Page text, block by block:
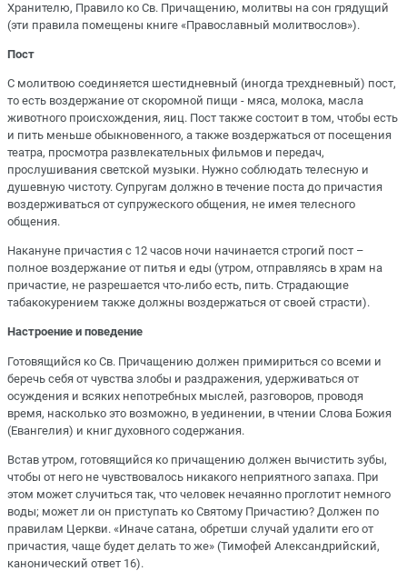
Хранителю, Правило ко Св. Причащению, молитвы на сон грядущий
(эти правила помещены книге «Православный молитвослов»).
Пост
С молитвою соединяется шестидневный (иногда трехдневный) пост,
то есть воздержание от скоромной пищи - мяса, молока, масла
животного происхождения, яиц. Пост также состоит в том, чтобы есть
и пить меньше обыкновенного, а также воздержаться от посещения
театра, просмотра развлекательных фильмов и передач,
прослушивания светской музыки. Нужно соблюдать телесную и
душевную чистоту. Супругам должно в течение поста до причастия
воздерживаться от супружеского общения, не имея телесного
общения.
Накануне причастия с 12 часов ночи начинается строгий пост –
полное воздержание от питья и еды (утром, отправляясь в храм на
причастие, не разрешается что-либо есть, пить. Страдающие
табакокурением также должны воздержаться от своей страсти).
Настроение и поведение
Готовящийся ко Св. Причащению должен примириться со всеми и
беречь себя от чувства злобы и раздражения, удерживаться от
осуждения и всяких непотребных мыслей, разговоров, проводя
время, насколько это возможно, в уединении, в чтении Слова Божия
(Евангелия) и книг духовного содержания.
Встав утром, готовящийся ко причащению должен вычистить зубы,
чтобы от него не чувствовалось никакого неприятного запаха. При
этом может случиться так, что человек нечаянно проглотит немного
воды; может ли он приступать ко Святому Причастию? Должен по
правилам Церкви. «Иначе сатана, обретши случай удалити его от
причастия, чаще будет делать то же» (Тимофей Александрийский,
канонический ответ 16).